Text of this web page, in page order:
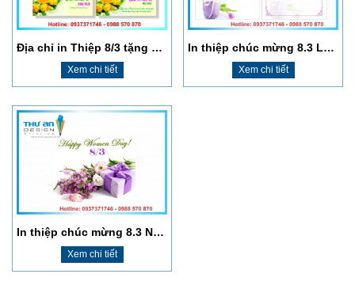
Địa chỉ in Thiệp 8/3 tặng cô giáo nhanh rẻ đẹp Huỳnh Thúc Kháng
Xem chi tiết
In thiệp chúc mừng 8.3 Láng Hạ
Xem chi tiết
In thiệp chúc mừng 8.3 Ngã Tư Sở
Xem chi tiết